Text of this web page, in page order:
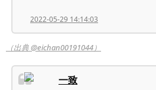
2022-05-29 14:14:03
（出典 @eichan00191044）
一致